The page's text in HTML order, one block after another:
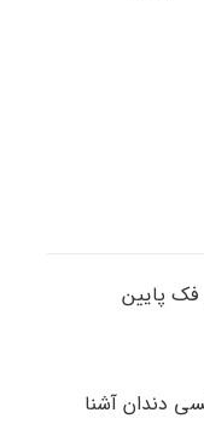
فک پایین
دندان آشنا